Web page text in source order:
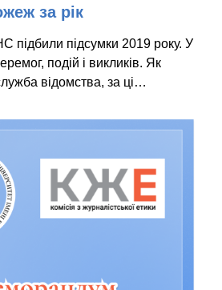
за рік
підбили підсумки 2019 року. У
подій і викликів. Як
відомства, за ці…